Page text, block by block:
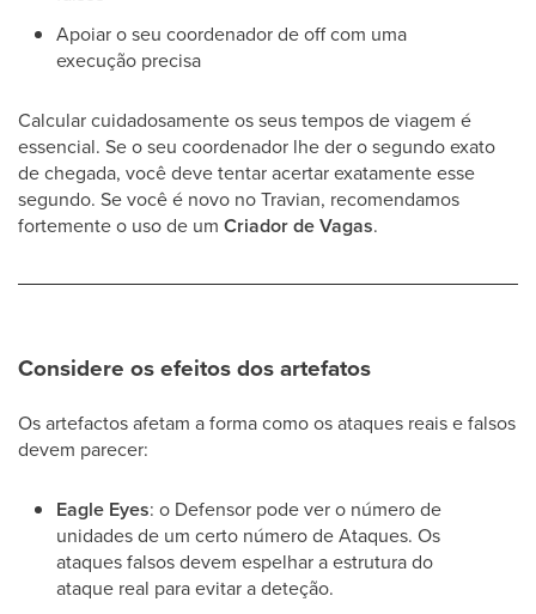
Apoiar o seu coordenador de off com uma
execução precisa
Calcular cuidadosamente os seus tempos de viagem é
essencial. Se o seu coordenador lhe der o segundo exato
de chegada, você deve tentar acertar exatamente esse
segundo. Se você é novo no Travian, recomendamos
fortemente o uso de um Criador de Vagas.
Considere os efeitos dos artefatos
Os artefactos afetam a forma como os ataques reais e falsos
devem parecer:
Eagle Eyes: o Defensor pode ver o número de
unidades de um certo número de Ataques. Os
ataques falsos devem espelhar a estrutura do
ataque real para evitar a deteção.